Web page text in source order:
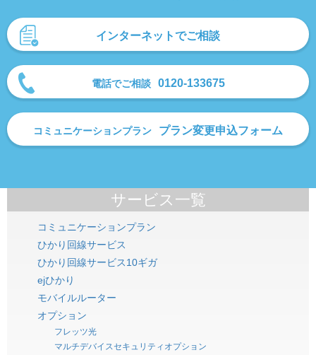
インターネットでご相談
電話でご相談 0120-133675
コミュニケーションプラン プラン変更申込フォーム
サービス一覧
コミュニケーションプラン
ひかり回線サービス
ひかり回線サービス10ギガ
ejひかり
モバイルルーター
オプション
フレッツ光
マルチデバイスセキュリティオプション